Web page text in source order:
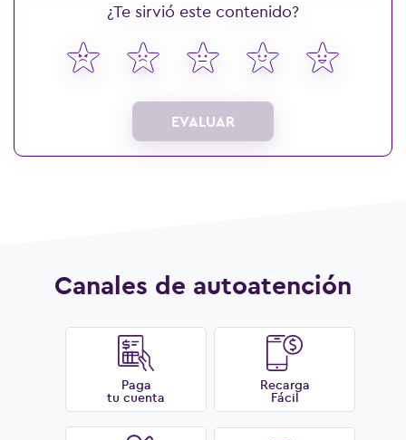
¿Te sirvió este contenido?
EVALUAR
Canales de autoatención
Paga
tu cuenta
Recarga
Fácil